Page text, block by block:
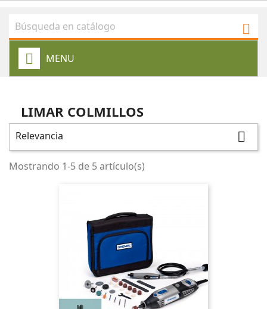

MENU
LIMAR COLMILLOS
Relevancia 
Mostrando 1-5 de 5 artículo(s)